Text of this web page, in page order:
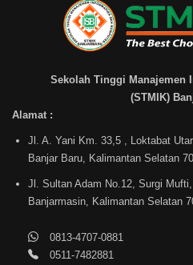
Sekolah Tinggi Manajemen
(STMIK)
Alamat :
Jl. A. Yani Km. 33,5 , Loktabat
Banjar Baru, Kalimantan Selatan
Jl. Sultan Adam No.12, Surgi
Banjarmasin, Kalimantan Selatan
0813-4707-0881
0511-7482881